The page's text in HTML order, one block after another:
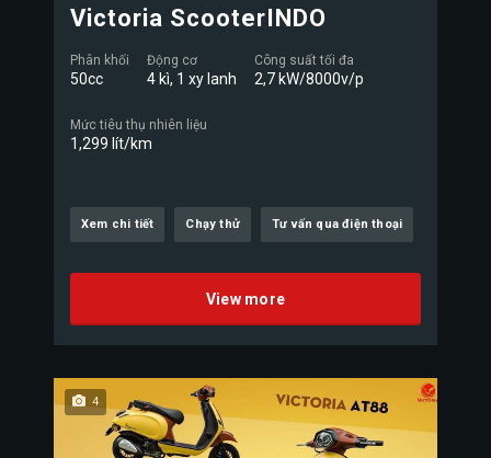
Victoria ScooterINDO
Phân khối
50cc
Động cơ
4 kì, 1 xy lanh
Công suất tối đa
2,7 kW/8000v/p
Mức tiêu thụ nhiên liệu
1,299 lít/km
Xem chi tiết Chạy thử Tư vấn qua điện thoại
View more
4